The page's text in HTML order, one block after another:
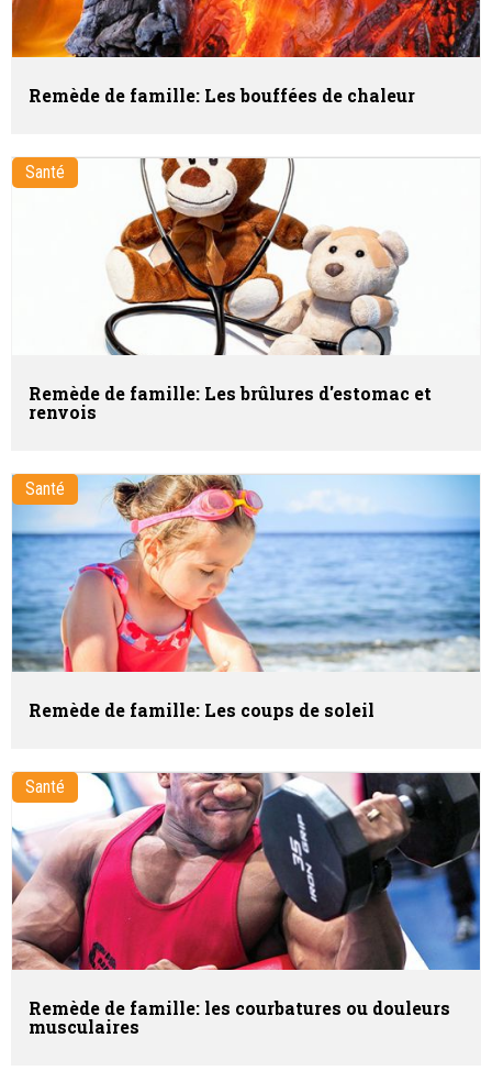
Remède de famille: Les bouffées de chaleur
Santé
Remède de famille: Les brûlures d'estomac et
renvois
Santé
Remède de famille: Les coups de soleil
Santé
Remède de famille: les courbatures ou douleurs
musculaires